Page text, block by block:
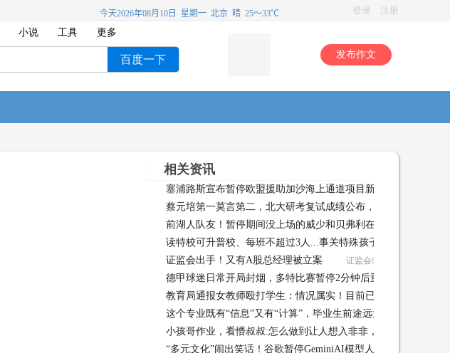
登录 注册
小说 工具 更多
百度一下 发布作文
相关资讯
塞浦路斯宣布暂停欧盟援助加沙海上通道项目新闻频道
蔡元培第一莫言第二，北大研考复试成绩公布，同名又有实力才
可怕 03-28
前湖人队友！暂停期间没上场的威少和贝弗利在场边交流一波
读特校可升普校、每班不超过3人...事关特殊孩子上学！又有新
政策了 03-07
证监会出手！又有A股总经理被立案 证监会出手！又有A股总经
德甲球迷日常开局封烟，多特比赛暂停2分钟后重新开始
教育局通报女教师殴打学生：情况属实！目前已暂停涉事教师工
03-01
这个专业既有“信息”又有“计算”，毕业生前途远大!
小孩哥作业，看懵叔叔:怎么做到让人想入非非，又有点瘆得慌的
的？ 02-23
“多元文化”闹出笑话！谷歌暂停GeminiAI模型人像生成功能